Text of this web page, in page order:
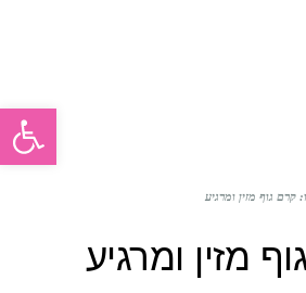
קרם גוף מזין ומרגיע
מזין ומרגיע
פתח